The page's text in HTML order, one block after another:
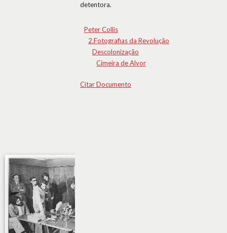
detentora.
Peter Collis
2.Fotografias da Revolução
Descolonização
Cimeira de Alvor
Citar Documento